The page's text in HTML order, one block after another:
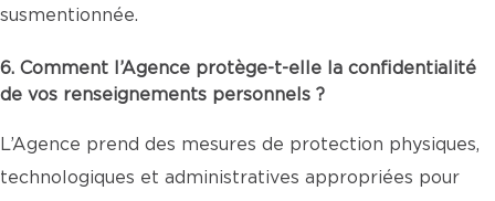
susmentionnée.
6. Comment l’Agence protège-t-elle la confidentialité
de vos renseignements personnels ?
L’Agence prend des mesures de protection physiques,
technologiques et administratives appropriées pour